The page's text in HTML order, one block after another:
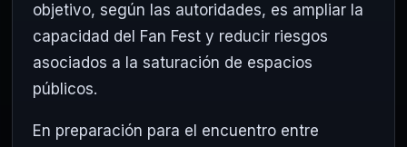
objetivo, según las autoridades, es ampliar la
capacidad del Fan Fest y reducir riesgos
asociados a la saturación de espacios
públicos.
En preparación para el encuentro entre